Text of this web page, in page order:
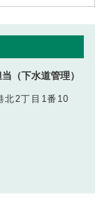
（下水道管理）
2丁目1番10